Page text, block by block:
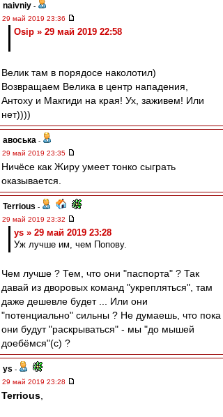
naivniy -
29 май 2019 23:36
Osip » 29 май 2019 22:58
Велик там в порядосе наколотил)
Возвращаем Велика в центр нападения,
Антоху и Макгиди на края! Ух, заживем! Или
нет))))
авоська -
29 май 2019 23:35
Ничёсе как Жиру умеет тонко сыграть
оказывается.
Terrious -
29 май 2019 23:32
ys » 29 май 2019 23:28
Уж лучше им, чем Попову.
Чем лучше ? Тем, что они "паспорта" ? Так
давай из дворовых команд "укрепляться", там
даже дешевле будет ... Или они
"потенциально" сильны ? Не думаешь, что пока
они будут "раскрываться" - мы "до мышей
доебёмся"(с) ?
ys -
29 май 2019 23:28
Terrious